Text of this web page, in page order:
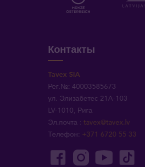
Контакты
Tavex SIA
Рег.№: 40003585673
ул. Элизабетес 21A-103
LV-1010, Рига
Эл.почта :tavex@tavex.lv
Телефон: +371 6720 55 33